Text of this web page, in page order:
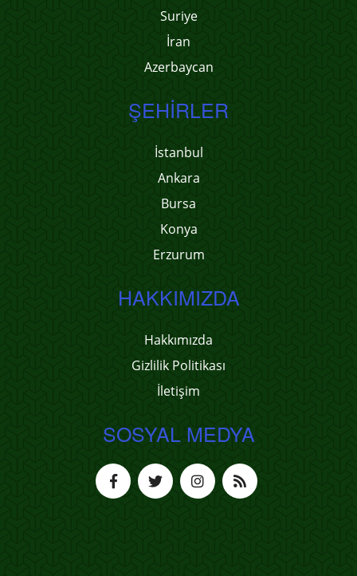
Suriye
İran
Azerbaycan
ŞEHIRLER
İstanbul
Ankara
Bursa
Konya
Erzurum
HAKKIMIZDA
Hakkımızda
Gizlilik Politikası
İletişim
SOSYAL MEDYA